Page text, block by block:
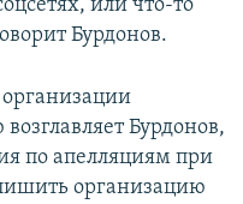
или что-то
Бурдонов.
Бурдонов,
по апелляциям при
организацию